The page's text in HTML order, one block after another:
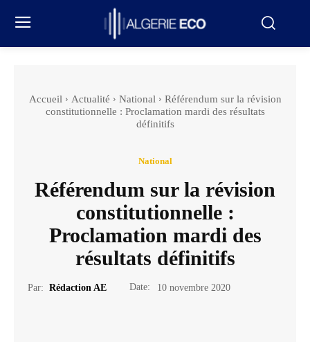
Accueil Actualité National
Référendum sur la révision
constitutionnelle : Proclamation mardi des résultats
définitifs
National
Référendum sur la révision
constitutionnelle :
Proclamation mardi des
résultats définitifs
Par: Rédaction AE Date: 10 novembre 2020